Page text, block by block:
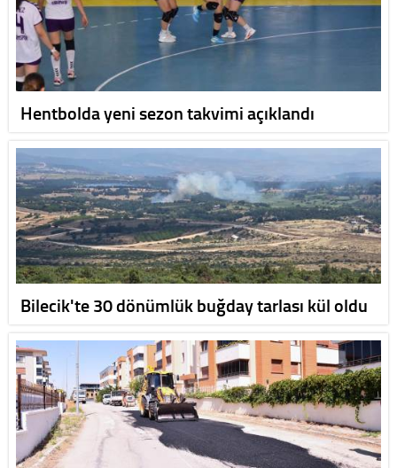
Hentbolda yeni sezon takvimi açıklandı
Bilecik'te 30 dönümlük buğday tarlası kül oldu